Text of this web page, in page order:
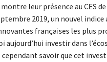
leur présence au CES de
2019, un nouvel indice
françaises les plus
investir dans
savoir que cet